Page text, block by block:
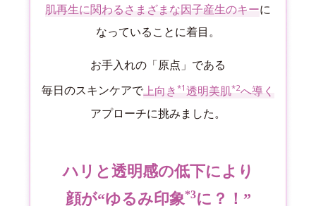
肌再生に関わるさまざまな因子産生のキーに
なっていることに着目。
お手入れの「原点」である
毎日のスキンケアで上向き *1 透明美肌*2へ導く
アプローチに挑みました。
ハリと透明感の低下により
顔が“ゆるみ印象*3に？！”